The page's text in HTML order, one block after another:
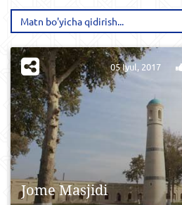
Jome Masjidi
05 Iyul, 2017